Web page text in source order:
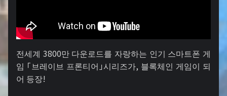
전세계 3800만 다운로드를 자랑하는 인기 스마트폰 게
임 「브레이브 프론티어」시리즈가, 블록체인 게임이 되
어 등장!